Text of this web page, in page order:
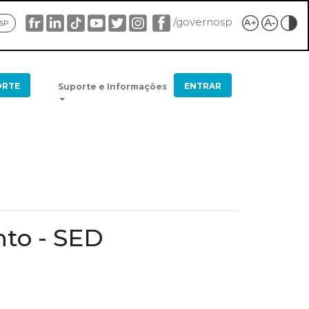
/governosp
Suporte e Informações ENTRAR
- SED